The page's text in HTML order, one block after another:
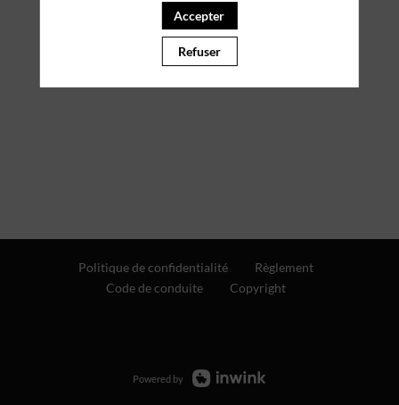
Politique de confidentialité
Règlement
Code de conduite
Copyright
Powered by
Accepter
Refuser